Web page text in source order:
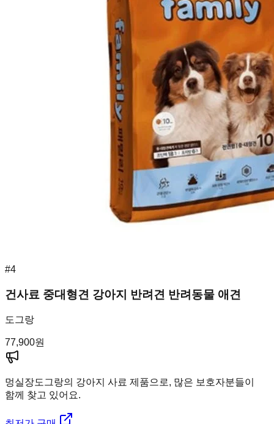
#4
건사료 중대형견 강아지 반려견 반려동물 애견
도그랑
77,900원
멍실장도그랑의 강아지 사료 제품으로, 많은 보호자분들이
함께 찾고 있어요.